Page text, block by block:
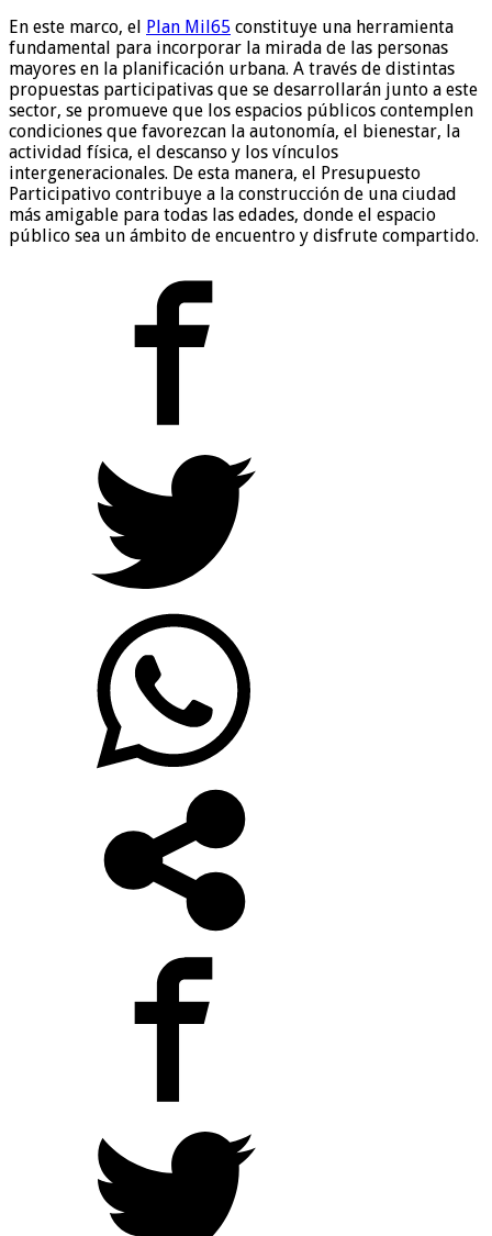
En este marco, el Plan Mil65 constituye una herramienta
fundamental para incorporar la mirada de las personas
mayores en la planificación urbana. A través de distintas
propuestas participativas que se desarrollarán junto a este
sector, se promueve que los espacios públicos contemplen
condiciones que favorezcan la autonomía, el bienestar, la
actividad física, el descanso y los vínculos
intergeneracionales. De esta manera, el Presupuesto
Participativo contribuye a la construcción de una ciudad
más amigable para todas las edades, donde el espacio
público sea un ámbito de encuentro y disfrute compartido.